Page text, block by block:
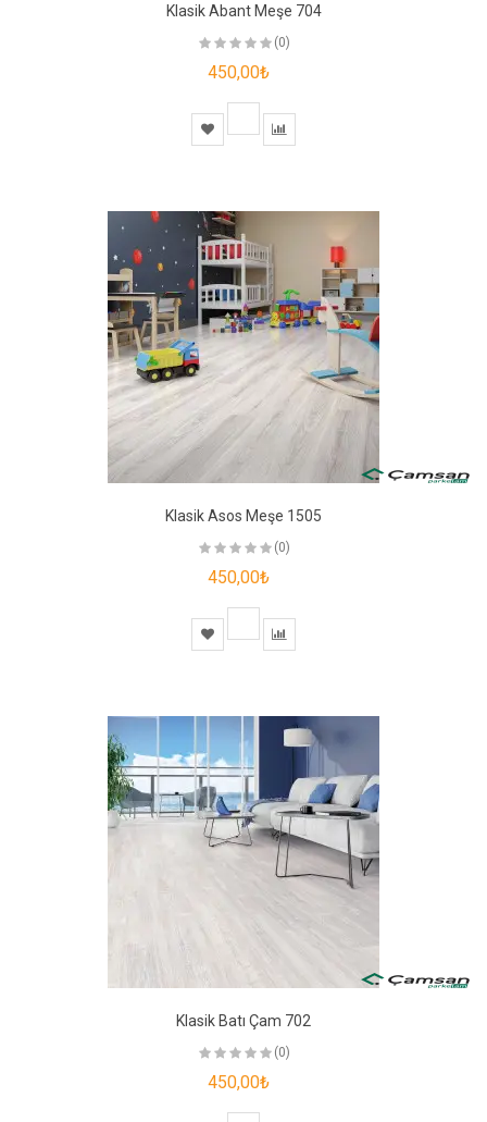
Klasik Abant Meşe 704
(0)
450,00₺
Klasik Asos Meşe 1505
(0)
450,00₺
Klasik Batı Çam 702
(0)
450,00₺